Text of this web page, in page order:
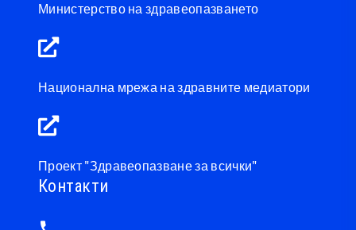
Министерство на здравеопазването
Национална мрежа на здравните медиатори
Проект "Здравеопазване за всички"
Контакти